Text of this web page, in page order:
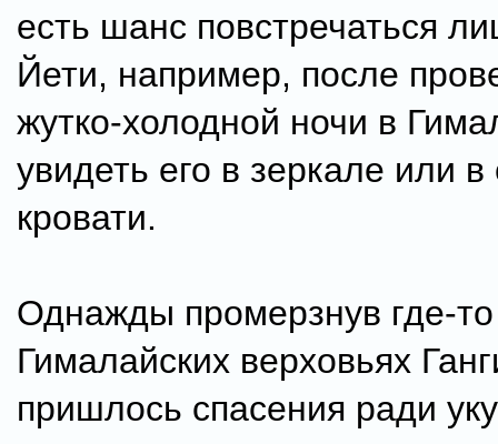
есть шанс повстречаться
Йети, например, после
жутко-холодной ночи в
увидеть его в зеркале или в
кровати.
Однажды промерзнув где-
Гималайских верховьях
пришлось спасения ради